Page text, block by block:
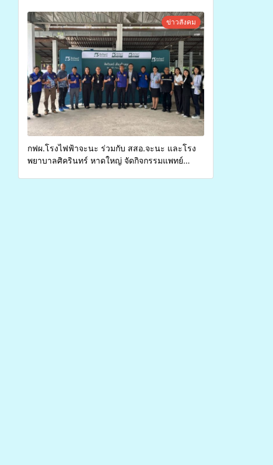
การสร้างภาพลักษณ์ที่ดีของมหาวิทยาลัยข่าวสังคม
กฟผ.โรงไฟฟ้าจะนะ ร่วมกับ สสอ.จะนะ และโรง
พยาบาลศิครินทร์ หาดใหญ่ จัดกิจกรรมแพทย์